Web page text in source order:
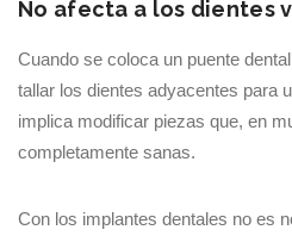
No afecta a los dientes
Cuando se coloca un puente
tallar los dientes adyacentes para
implica modificar piezas que, en
completamente sanas.
Con los implantes dentales no es